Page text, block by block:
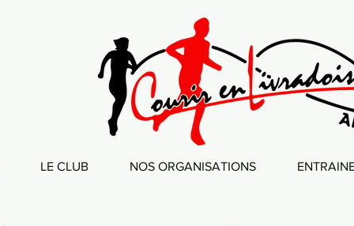
LE CLUB NOS ORGANISATIONS